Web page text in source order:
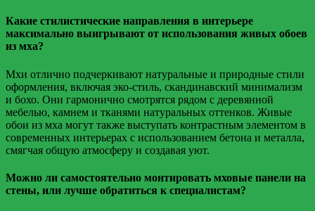
Какие стилистические направления в интерьере
максимально выигрывают от использования живых обоев
из мха?
Мхи отлично подчеркивают натуральные и природные стили
оформления, включая эко-стиль, скандинавский минимализм
и бохо. Они гармонично смотрятся рядом с деревянной
мебелью, камнем и тканями натуральных оттенков. Живые
обои из мха могут также выступать контрастным элементом в
современных интерьерах с использованием бетона и металла,
смягчая общую атмосферу и создавая уют.
Можно ли самостоятельно монтировать мховые панели на
стены, или лучше обратиться к специалистам?